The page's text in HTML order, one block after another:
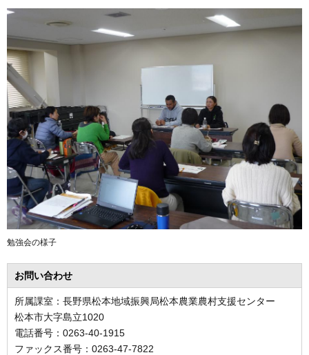
勉強会の様子
お問い合わせ
所属課室：長野県松本地域振興局松本農業農村支援センター
松本市大字島立1020
電話番号：0263-40-1915
ファックス番号：0263-47-7822